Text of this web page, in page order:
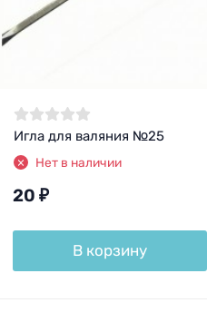
Игла для валяния №25
Нет в наличии
20 ₽
В корзину